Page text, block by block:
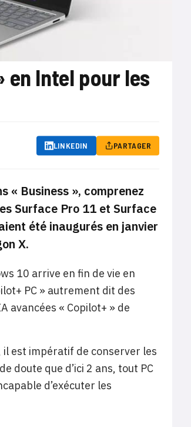
en Intel pour les
LINKEDIN PARTAGER
« Business », comprenez
Surface Pro 11 et Surface
été inaugurés en janvier
X.
10 arrive en fin de vie en
PC » autrement dit des
avancées « Copilot+ » de
est impératif de conserver les
doute que d’ici 2 ans, tout PC
d’exécuter les